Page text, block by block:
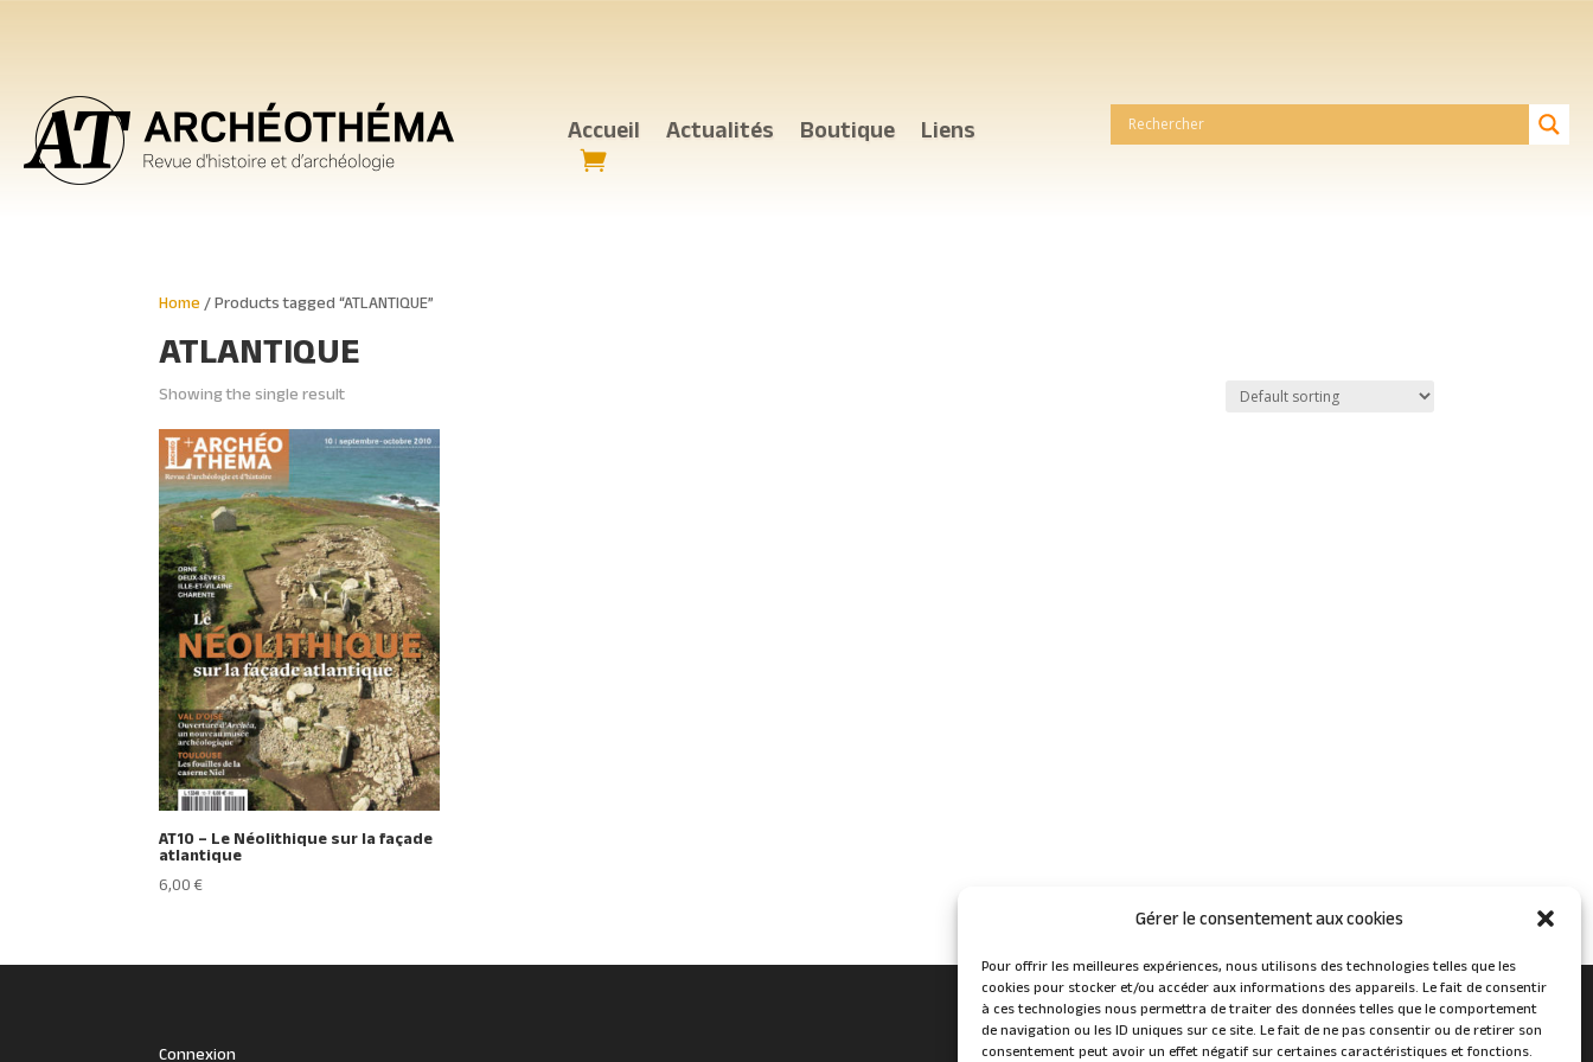
Gérer le consentement aux cookies
Pour offrir les meilleures expériences, nous utilisons des technologies telles que les
cookies pour stocker et/ou accéder aux informations des appareils. Le fait de consentir
à ces technologies nous permettra de traiter des données telles que le comportement
de navigation ou les ID uniques sur ce site. Le fait de ne pas consentir ou de retirer son
consentement peut avoir un effet négatif sur certaines caractéristiques et fonctions.
Accueil Actualités Boutique Liens
Home / Products tagged “ATLANTIQUE”
ATLANTIQUE
Showing the single result
AT10 – Le Néolithique sur la façade
atlantique
6,00€
Connexion